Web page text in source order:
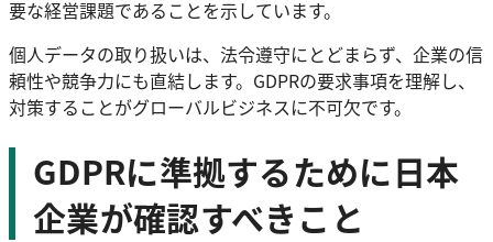
要な経営課題であることを示しています。
個人データの取り扱いは、法令遵守にとどまらず、企業の信
頼性や競争力にも直結します。GDPRの要求事項を理解し、
対策することがグローバルビジネスに不可欠です。
GDPRに準拠するために日本
企業が確認すべきこと